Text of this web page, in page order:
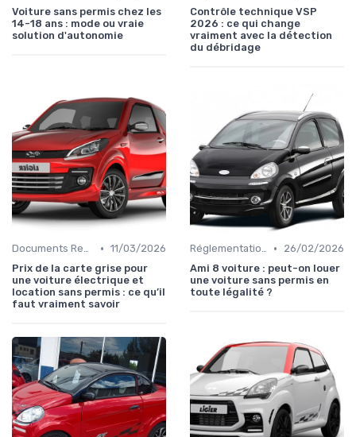
Voiture sans permis chez les
14-18 ans : mode ou vraie
solution d'autonomie
Contrôle technique VSP
2026 : ce qui change
vraiment avec la détection
du débridage
Documents Requis pour la Location • 11/03/2026
Prix de la carte grise pour
une voiture électrique et
location sans permis : ce qu’il
faut vraiment savoir
Réglementations sur les Véhicules sans Permis •
26/02/2026
Ami 8 voiture : peut-on louer
une voiture sans permis en
toute légalité ?